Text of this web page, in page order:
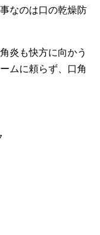
なのは口の乾燥防
炎も快方に向かう
ムに頼らず、口角